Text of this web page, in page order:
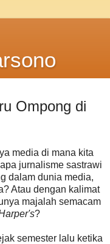
Ompong di
media di mana kita
jurnalisme sastrawi
dalam dunia media,
Atau dengan kalimat
majalah semacam
?
semester lalu ketika